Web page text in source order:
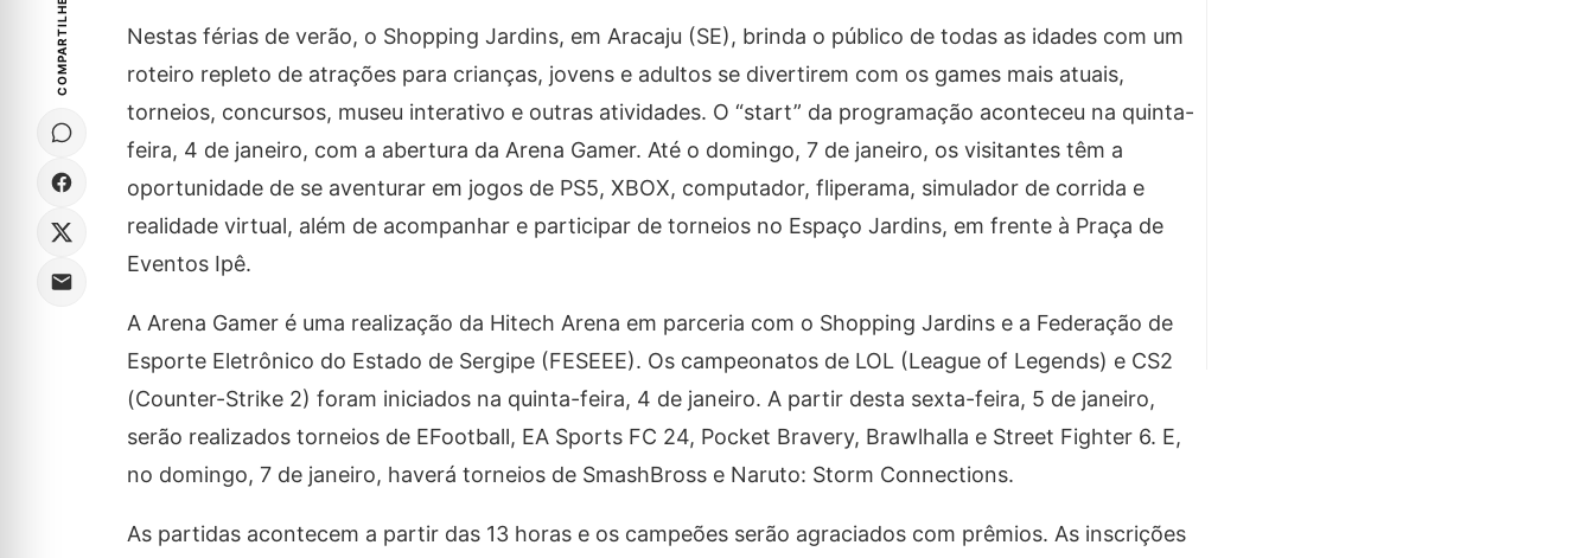
COMPARTILHE
Nestas férias de verão, o Shopping Jardins, em Aracaju (SE), brinda o público de todas as idades com um
roteiro repleto de atrações para crianças, jovens e adultos se divertirem com os games mais atuais,
torneios, concursos, museu interativo e outras atividades. O “start” da programação aconteceu na quinta-
feira, 4 de janeiro, com a abertura da Arena Gamer. Até o domingo, 7 de janeiro, os visitantes têm a
oportunidade de se aventurar em jogos de PS5, XBOX, computador, fliperama, simulador de corrida e
realidade virtual, além de acompanhar e participar de torneios no Espaço Jardins, em frente à Praça de
Eventos Ipê.
A Arena Gamer é uma realização da Hitech Arena em parceria com o Shopping Jardins e a Federação de
Esporte Eletrônico do Estado de Sergipe (FESEEE). Os campeonatos de LOL (League of Legends) e CS2
(Counter-Strike 2) foram iniciados na quinta-feira, 4 de janeiro. A partir desta sexta-feira, 5 de janeiro,
serão realizados torneios de EFootball, EA Sports FC 24, Pocket Bravery, Brawlhalla e Street Fighter 6. E,
no domingo, 7 de janeiro, haverá torneios de SmashBross e Naruto: Storm Connections.
As partidas acontecem a partir das 13 horas e os campeões serão agraciados com prêmios. As inscrições